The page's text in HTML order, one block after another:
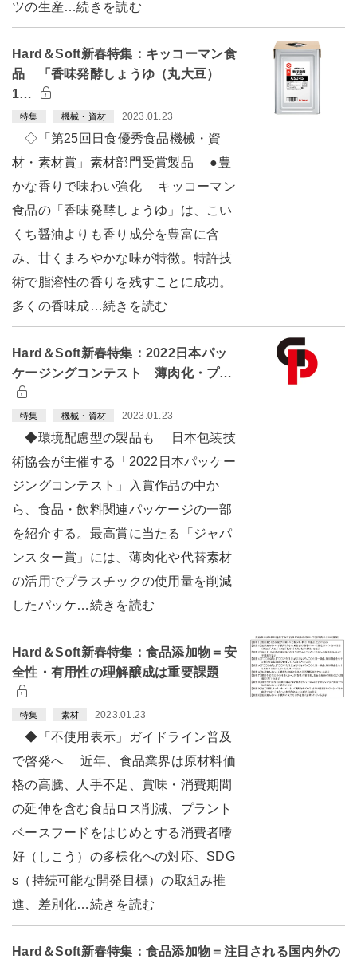
ツの生産…続きを読む
Hard＆Soft新春特集：キッコーマン食
品 「香味発酵しょうゆ（丸大豆）
1…
特集 機械・資材 2023.01.23
◇「第25回日食優秀食品機械・資
材・素材賞」素材部門受賞製品 ●豊
かな香りで味わい強化 キッコーマン
食品の「香味発酵しょうゆ」は、こい
くち醤油よりも香り成分を豊富に含
み、甘くまろやかな味が特徴。特許技
術で脂溶性の香りを残すことに成功。
多くの香味成…続きを読む
Hard＆Soft新春特集：2022日本パッ
ケージングコンテスト 薄肉化・プ…
特集 機械・資材 2023.01.23
◆環境配慮型の製品も 日本包装技
術協会が主催する「2022日本パッケー
ジングコンテスト」入賞作品の中か
ら、食品・飲料関連パッケージの一部
を紹介する。最高賞に当たる「ジャパ
ンスター賞」には、薄肉化や代替素材
の活用でプラスチックの使用量を削減
したパッケ…続きを読む
Hard＆Soft新春特集：食品添加物＝安
全性・有用性の理解醸成は重要課題
特集 素材 2023.01.23
◆「不使用表示」ガイドライン普及
で啓発へ 近年、食品業界は原材料価
格の高騰、人手不足、賞味・消費期間
の延伸を含む食品ロス削減、プラント
ベースフードをはじめとする消費者嗜
好（しこう）の多様化への対応、SDG
s（持続可能な開発目標）の取組み推
進、差別化…続きを読む
Hard＆Soft新春特集：食品添加物＝注目される国内外の